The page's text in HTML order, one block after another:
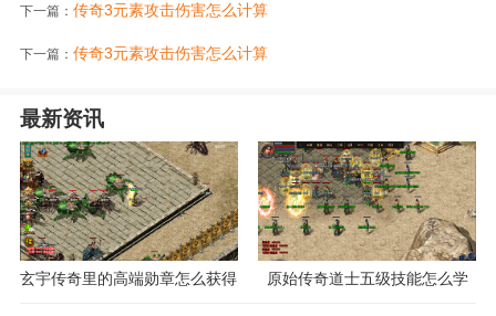
下一篇： 传奇3元素攻击伤害怎么计算
下一篇： 传奇3元素攻击伤害怎么计算
最新资讯
玄宇传奇里的高端勋章怎么获得 原始传奇道士五级技能怎么学